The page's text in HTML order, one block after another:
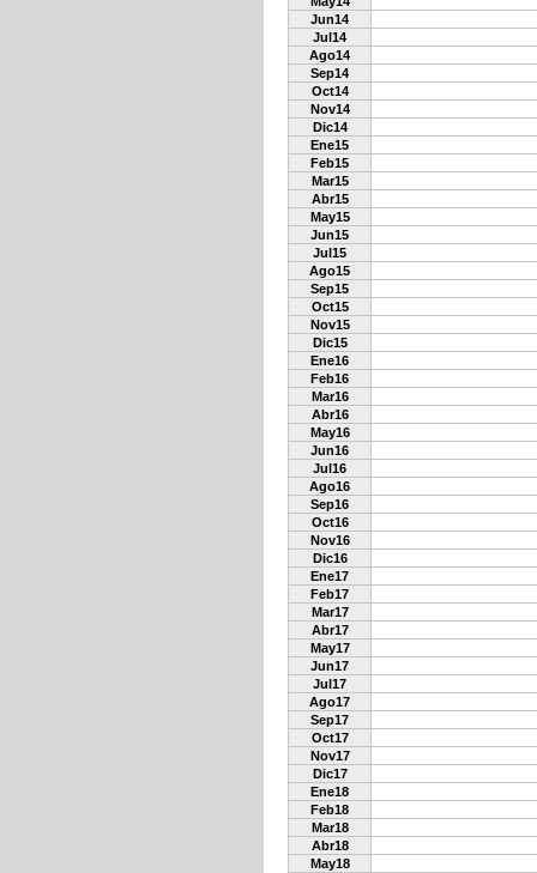
Jun14
Jul14
Ago14
Sep14
Oct14
Nov14
Dic14
Ene15
Feb15
Mar15
Abr15
May15
Jun15
Jul15
Ago15
Sep15
Oct15
Nov15
Dic15
Ene16
Feb16
Mar16
Abr16
May16
Jun16
Jul16
Ago16
Sep16
Oct16
Nov16
Dic16
Ene17
Feb17
Mar17
Abr17
May17
Jun17
Jul17
Ago17
Sep17
Oct17
Nov17
Dic17
Ene18
Feb18
Mar18
Abr18
May18